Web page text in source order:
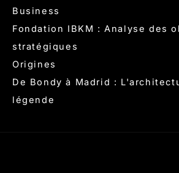
Business
Fondation IBKM : Analyse des
stratégiques
Origines
De Bondy à Madrid :
légende